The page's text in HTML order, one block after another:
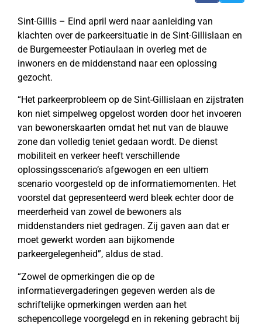
Sint-Gillis – Eind april werd naar aanleiding van
klachten over de parkeersituatie in de Sint-Gillislaan en
de Burgemeester Potiaulaan in overleg met de
inwoners en de middenstand naar een oplossing
gezocht.
“Het parkeerprobleem op de Sint-Gillislaan en zijstraten
kon niet simpelweg opgelost worden door het invoeren
van bewonerskaarten omdat het nut van de blauwe
zone dan volledig teniet gedaan wordt. De dienst
mobiliteit en verkeer heeft verschillende
oplossingsscenario’s afgewogen en een ultiem
scenario voorgesteld op de informatiemomenten. Het
voorstel dat gepresenteerd werd bleek echter door de
meerderheid van zowel de bewoners als
middenstanders niet gedragen. Zij gaven aan dat er
moet gewerkt worden aan bijkomende
parkeergelegenheid”, aldus de stad.
“Zowel de opmerkingen die op de
informatievergaderingen gegeven werden als de
schriftelijke opmerkingen werden aan het
schepencollege voorgelegd en in rekening gebracht bij